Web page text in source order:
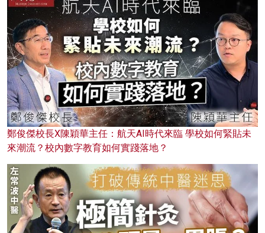
鄭俊傑校長X陳穎華主任：航天AI時代來臨 學校如何緊貼未
來潮流？校內數字教育如何實踐落地？